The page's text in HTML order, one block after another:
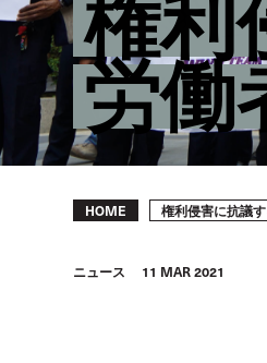
労働
Breadcrumb
HOME 権利侵害に抗議
ニュース 11 MAR 2021